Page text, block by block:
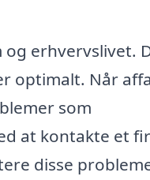
erhvervslivet.
optimalt. Når
som
at kontakte et
disse